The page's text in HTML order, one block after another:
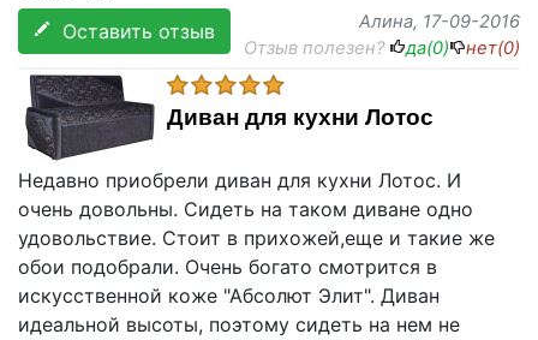
Оставить отзыв
Алина, 17-09-2016
Отзыв полезен?
да(0) нет(0)
Диван для кухни Лотос
Недавно приобрели диван для кухни Лотос. И
очень довольны. Сидеть на таком диване одно
удовольствие. Стоит в прихожей,еще и такие же
обои подобрали. Очень богато смотрится в
искусственной коже "Абсолют Элит". Диван
идеальной высоты, поэтому сидеть на нем не